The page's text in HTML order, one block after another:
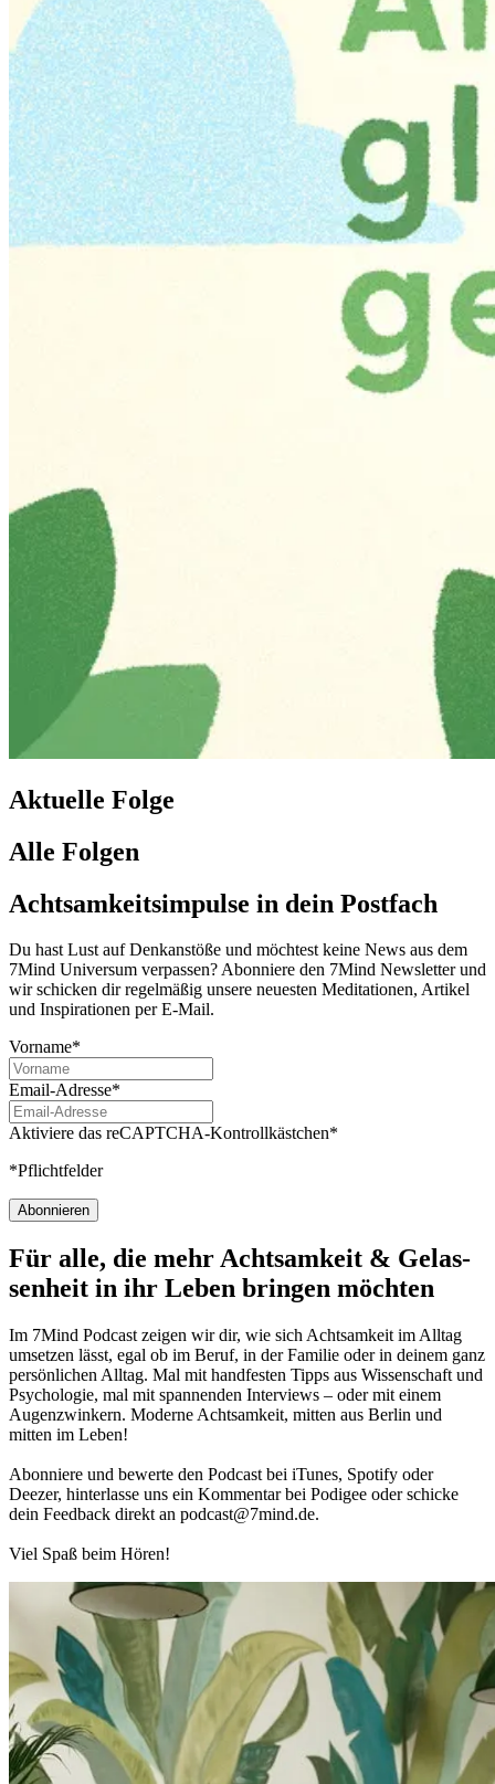
Aktuelle Folge
Alle Folgen
Achtsamkeitsimpulse in dein Postfach
Du hast Lust auf Denkanstöße und möchtest keine News aus dem
7Mind Universum verpassen? Abon­niere den 7Mind News­let­ter und
wir schicken dir regelmäßig unsere neuesten Meditationen, Artikel
und Inspirationen per E-Mail.
Vorname*
Email-Adresse*
Aktiviere das reCAPTCHA-Kontrollkästchen*
*Pflichtfelder
Abonnieren
Für alle, die mehr Acht­sam­keit & Gelas­
sen­heit in ihr Leben brin­gen möch­ten
Im 7Mind Pod­cast zeigen wir dir, wie sich Acht­sam­keit im Alltag
umset­zen lässt, egal ob im Beruf, in der Fami­lie oder in deinem ganz
per­sön­li­chen Alltag. Mal mit hand­fes­ten Tipps aus Wis­sen­schaft und
Psy­cho­lo­gie, mal mit spannenden Interviews – oder mit einem
Augen­zwin­kern. Moderne Acht­sam­keit, mitten aus Berlin und
mitten im Leben!
Abon­niere und bewerte den Pod­cast bei iTunes, Spo­tify oder
Deezer, hin­ter­lasse uns ein Kom­men­tar bei Podigee oder schi­cke
dein Feed­back direkt an podcast@​7​mind.​de.
Viel Spaß beim Hören!